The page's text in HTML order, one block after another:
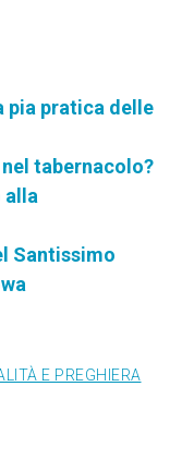
pia pratica delle
tabernacolo?
alla
Santissimo
E PREGHIERA